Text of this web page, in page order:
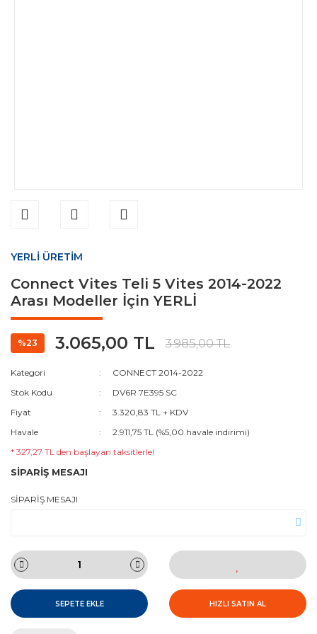
YERLİ ÜRETİM
Connect Vites Teli 5 Vites 2014-2022
Arası Modeller İçin YERLİ
%23 3.065,00 TL 3.985,00 TL
Kategori
CONNECT 2014-2022
Stok Kodu
DV6R 7E395 SC
Fiyat
3.320,83 TL + KDV
Havale
2.911,75 TL (%5,00 havale indirimi)
* 327,27 TL den başlayan taksitlerle!
SİPARİŞ MESAJI
SİPARİŞ MESAJI
SEPETE EKLE HIZLI SATIN AL